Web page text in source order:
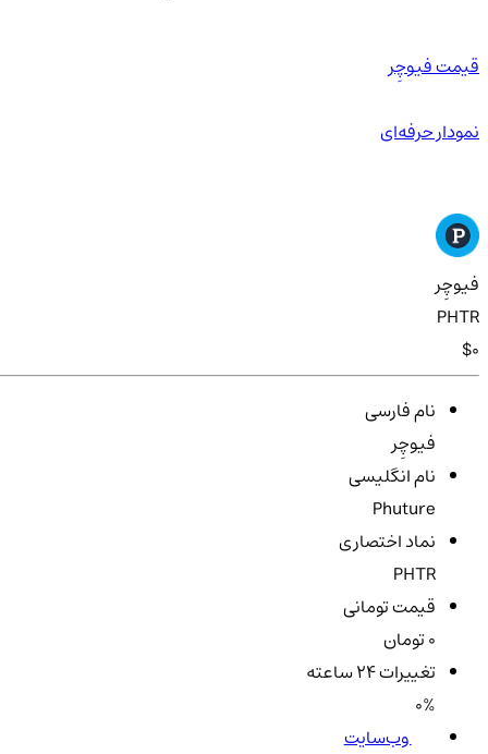
قیمت فیوچِر
نمودار حرفه‌ای
فیوچِر
PHTR
$0
نام فارسی
فیوچِر
نام انگلیسی
Phuture
نماد اختصاری
PHTR
قیمت تومانی
0 تومان
تغییرات ۲۴ ساعته
0%
وب‌سایت